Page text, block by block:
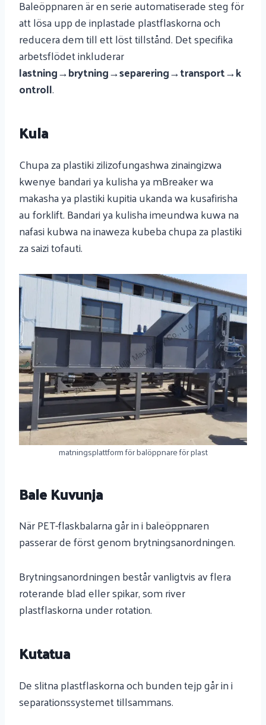
Baleöppnaren är en serie automatiserade steg för
att lösa upp de inplastade plastflaskorna och
reducera dem till ett löst tillstånd. Det specifika
arbetsflödet inkluderar
lastning→brytning→separering→transport→k
ontroll.
Kula
Chupa za plastiki zilizofungashwa zinaingizwa
kwenye bandari ya kulisha ya mBreaker wa
makasha ya plastiki kupitia ukanda wa kusafirisha
au forklift. Bandari ya kulisha imeundwa kuwa na
nafasi kubwa na inaweza kubeba chupa za plastiki
za saizi tofauti.
matningsplattform för balöppnare för plast
Bale Kuvunja
När PET-flaskbalarna går in i baleöppnaren
passerar de först genom brytningsanordningen.
Brytningsanordningen består vanligtvis av flera
roterande blad eller spikar, som river
plastflaskorna under rotation.
Kutatua
De slitna plastflaskorna och bunden tejp går in i
separationssystemet tillsammans.